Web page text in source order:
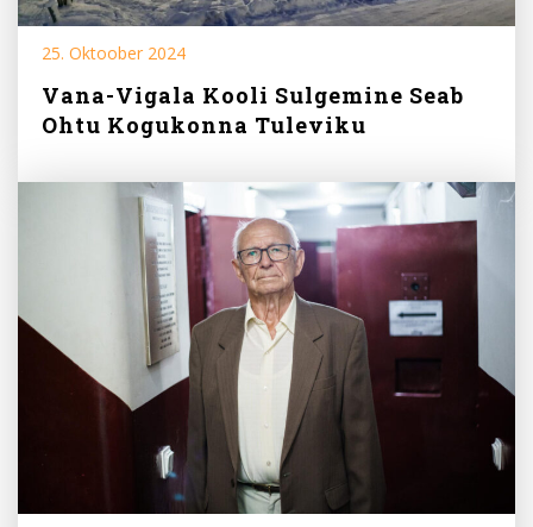
25. Oktoober 2024
Vana-Vigala Kooli Sulgemine Seab
Ohtu Kogukonna Tuleviku